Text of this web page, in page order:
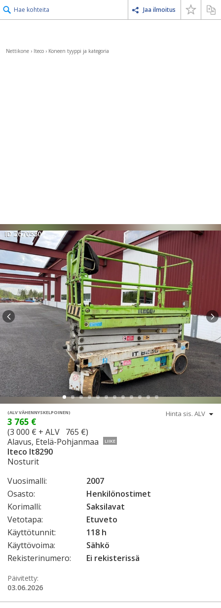
Hae kohteita Jaa ilmoitus
Nettikone › Iteco › Koneen tyyppi ja kategoria
ID 2670550
(ALV VÄHENNYSKELPOINEN)
3 765 €
(3 000 € + ALV 765 €)
Alavus, Etelä-Pohjanmaa
LIIKE
Iteco It8290
Nosturit
Vuosimalli:
2007
Osasto:
Henkilönostimet
Korimalli:
Saksilavat
Vetotapa:
Etuveto
Käyttötunnit:
118 h
Käyttövoima:
Sähkö
Rekisterinumero:
Ei rekisterissä
Päivitetty:
03.06.2026